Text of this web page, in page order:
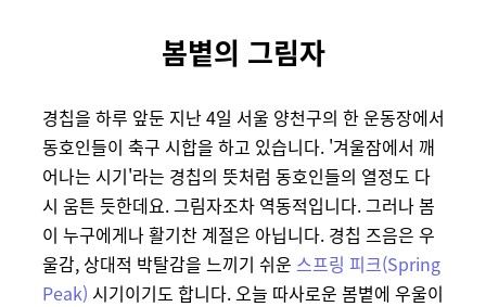
봄볕의 그림자
경칩을 하루 앞둔 지난 4일 서울 양천구의 한 운동장에서
동호인들이 축구 시합을 하고 있습니다. '겨울잠에서 깨
어나는 시기'라는 경칩의 뜻처럼 동호인들의 열정도 다
시 움튼 듯한데요. 그림자조차 역동적입니다. 그러나 봄
이 누구에게나 활기찬 계절은 아닙니다. 경칩 즈음은 우
울감, 상대적 박탈감을 느끼기 쉬운 스프링 피크(Spring
Peak) 시기이기도 합니다. 오늘 따사로운 봄볕에 우울이